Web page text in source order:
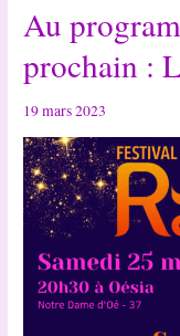
Au
prochain :
19 mars 2023